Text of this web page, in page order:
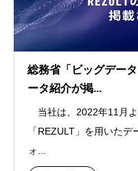
総務省「ビッグデー
ータ紹介が掲...
当社は、2022年11月
「REZULT」を用いた
ォ...